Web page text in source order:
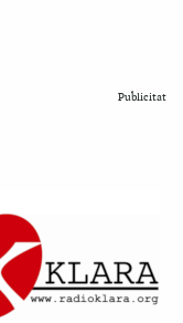
Publicitat